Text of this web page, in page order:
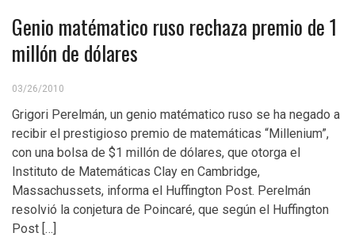
Genio matématico ruso rechaza premio de 1
millón de dólares
03/26/2010
Grigori Perelmán, un genio matématico ruso se ha negado a
recibir el prestigioso premio de matemáticas “Millenium”,
con una bolsa de $1 millón de dólares, que otorga el
Instituto de Matemáticas Clay en Cambridge,
Massachussets, informa el Huffington Post. Perelmán
resolvió la conjetura de Poincaré, que según el Huffington
Post […]